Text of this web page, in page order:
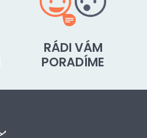
RÁDI VÁM
PORADÍME